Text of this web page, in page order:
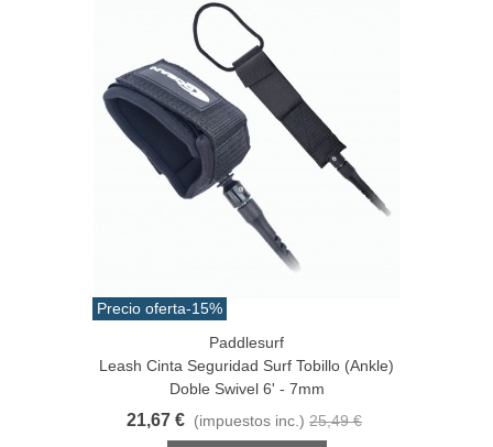
Precio oferta-15%
Paddlesurf
Leash Cinta Seguridad Surf Tobillo (Ankle)
Doble Swivel 6' - 7mm
21,67 € (impuestos inc.) 25,49 €